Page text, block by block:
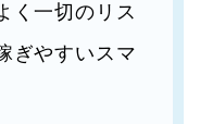
く一切のリス
ぎやすいスマ